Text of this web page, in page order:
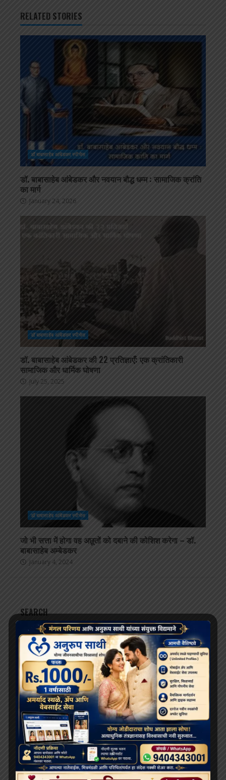
RELATED STORIES
डॉ बाबासाहेब आंबेडकर स्पीचेस
डॉ. बाबासाहेब आंबेडकर और नवयान बौद्ध धम्म : सामाजिक क्रांति
का मार्ग
January 24, 2026
डॉ बाबासाहेब आंबेडकर स्पीचेस
डॉ. बाबासाहेब आंबेडकर की 22 प्रतिज्ञाएँ: एक क्रांतिकारी
सामाजिक और धार्मिक घोषणा
July 25, 2025
डॉ बाबासाहेब आंबेडकर स्पीचेस
जो भी सत्ता में होगा वह अछूतों को दबाने की कोशिश करेगा – डॉ.
बाबासाहेब अम्बेडकर
January 4, 2024
SEARCH
Search
for: